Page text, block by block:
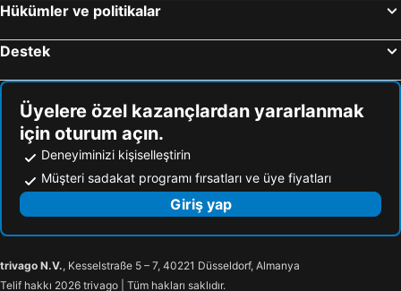
Hükümler ve politikalar
Destek
Üyelere özel kazançlardan yararlanmak
için oturum açın.
Deneyiminizi kişiselleştirin
Müşteri sadakat programı fırsatları ve üye fiyatları
Giriş yap
trivago N.V., Kesselstraße 5 – 7, 40221 Düsseldorf, Almanya
Telif hakkı 2026 trivago | Tüm hakları saklıdır.